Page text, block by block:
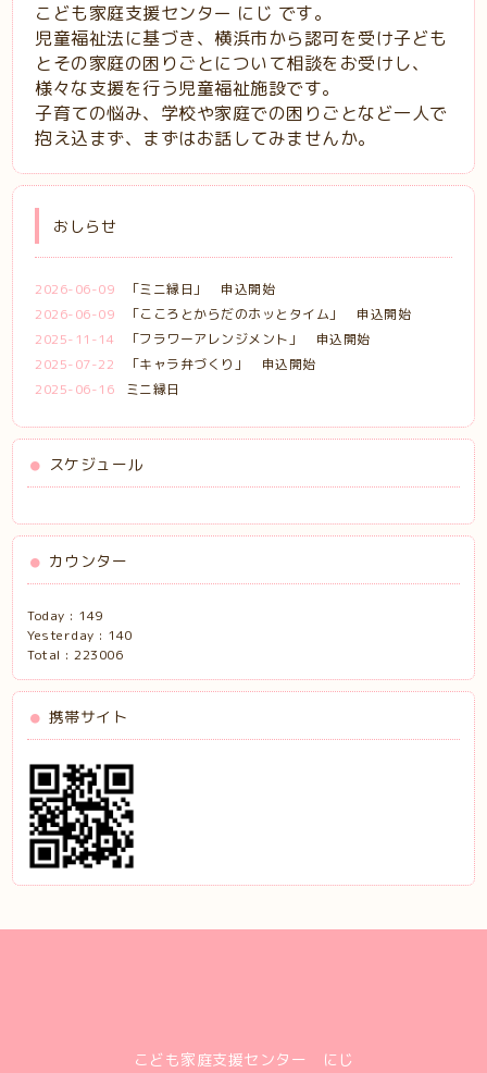
こども家庭支援センター にじ です。
児童福祉法に基づき、横浜市から認可を受け子ども
とその家庭の困りごとについて相談をお受けし、
様々な支援を行う児童福祉施設です。
子育ての悩み、学校や家庭での困りごとなど一人で
抱え込まず、まずはお話してみませんか。
おしらせ
2026-06-09
「ミニ縁日」 申込開始
2026-06-09
「こころとからだのホッとタイム」 申込開始
2025-11-14
「フラワーアレンジメント」 申込開始
2025-07-22
「キャラ弁づくり」 申込開始
2025-06-16
ミニ縁日
スケジュール
カウンター
Today : 149
Yesterday : 140
Total :223006
携帯サイト
こども家庭支援センター にじ